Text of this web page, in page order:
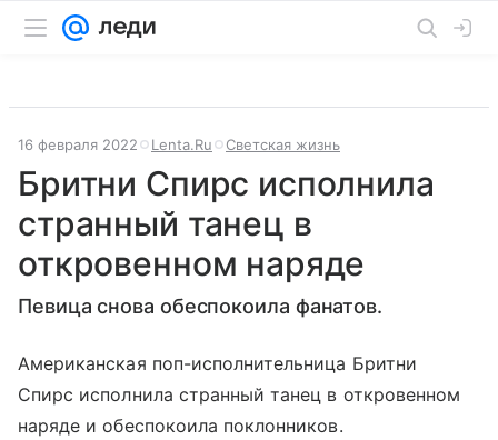
16 февраля 2022 Lenta.Ru Светская жизнь
Бритни Спирс исполнила
странный танец в
откровенном наряде
Певица снова обеспокоила фанатов.
Американская поп-исполнительница Бритни
Спирс исполнила странный танец в откровенном
наряде и обеспокоила поклонников.